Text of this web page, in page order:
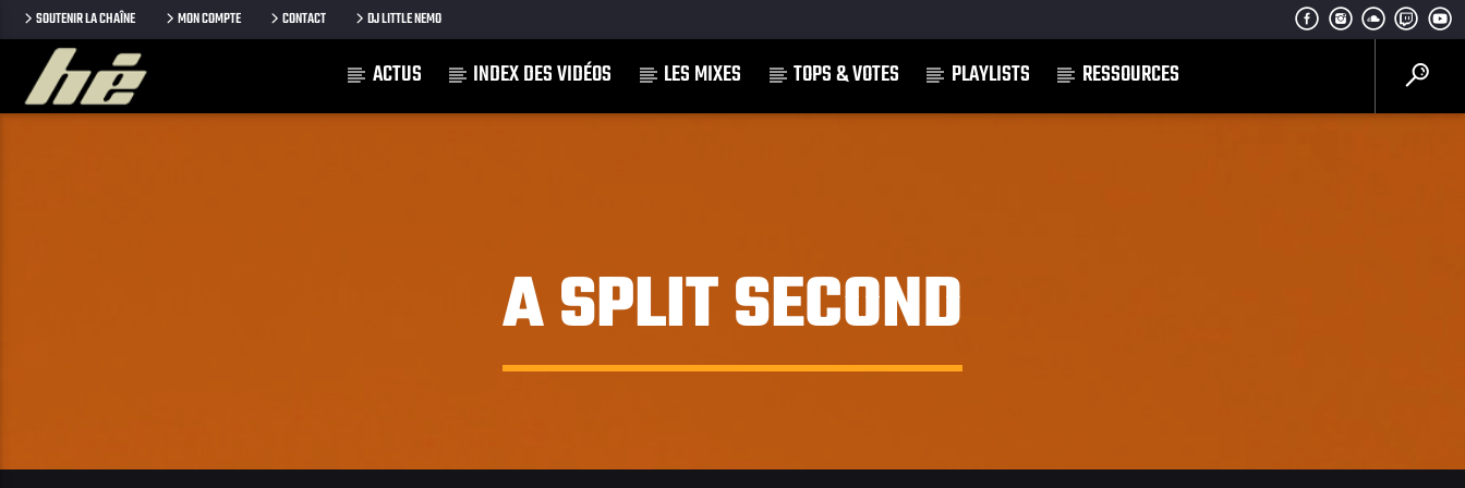
SOUTENIR LA CHAÎNE MON COMPTE CONTACT DJ LITTLE NEMO
ACTUS INDEX DES VIDÉOS LES MIXES TOPS & VOTES PLAYLISTS RESSOURCES
A SPLIT SECOND